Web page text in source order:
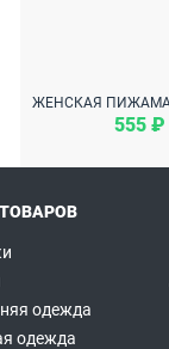
555 ₽
одежда
одежда